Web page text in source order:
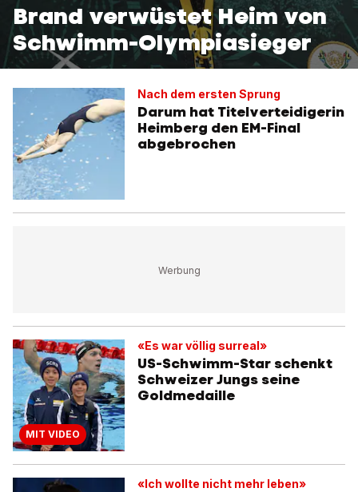
Brand verwüstet Heim von
Schwimm-Olympiasieger
Nach dem ersten Sprung
Darum hat Titelverteidigerin
Heimberg den EM-Final
abgebrochen
MIT VIDEO
«Es war völlig surreal»
US-Schwimm-Star schenkt
Schweizer Jungs seine
Goldmedaille
«Ich wollte nicht mehr leben»